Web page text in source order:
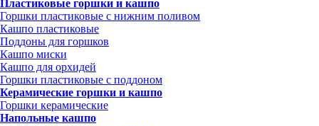
Пластиковые горшки и кашпо
Горшки пластиковые с нижним поливом
Кашпо пластиковые
Поддоны для горшков
Кашпо миски
Кашпо для орхидей
Горшки пластиковые с поддоном
Керамические горшки и кашпо
Горшки керамические
Напольные кашпо